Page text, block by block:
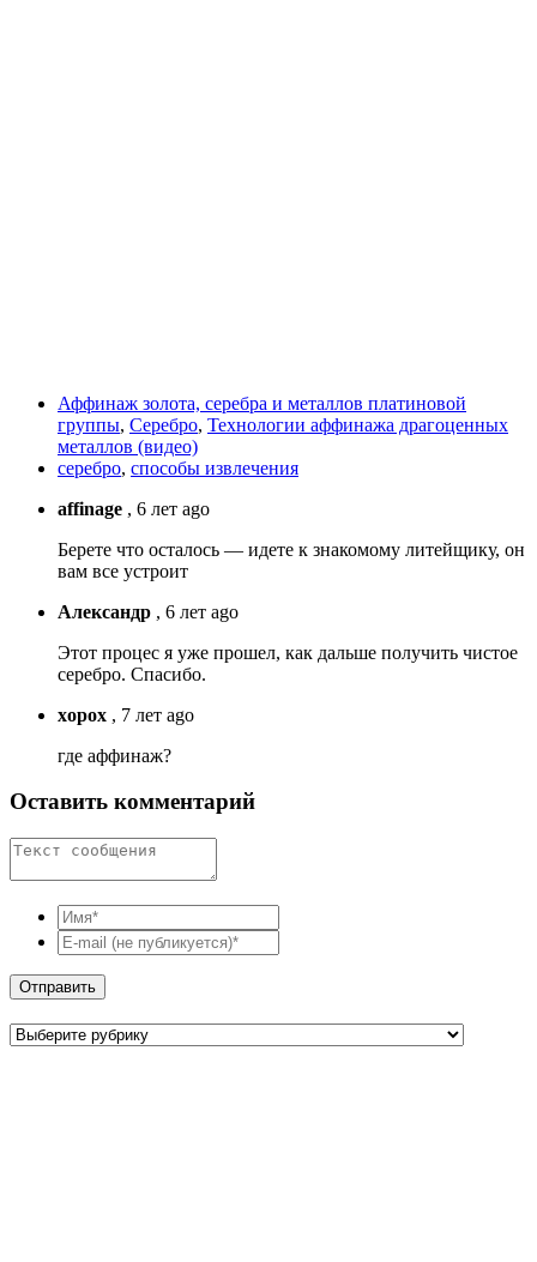
Аффинаж золота, серебра и металлов платиновой
группы, Серебро, Технологии аффинажа драгоценных
металлов (видео)
серебро, способы извлечения
affinage , 6 лет ago
Берете что осталось — идете к знакомому литейщику, он
вам все устроит
Александр , 6 лет ago
Этот процес я уже прошел, как дальше получить чистое
серебро. Спасибо.
xopox , 7 лет ago
где аффинаж?
Оставить комментарий